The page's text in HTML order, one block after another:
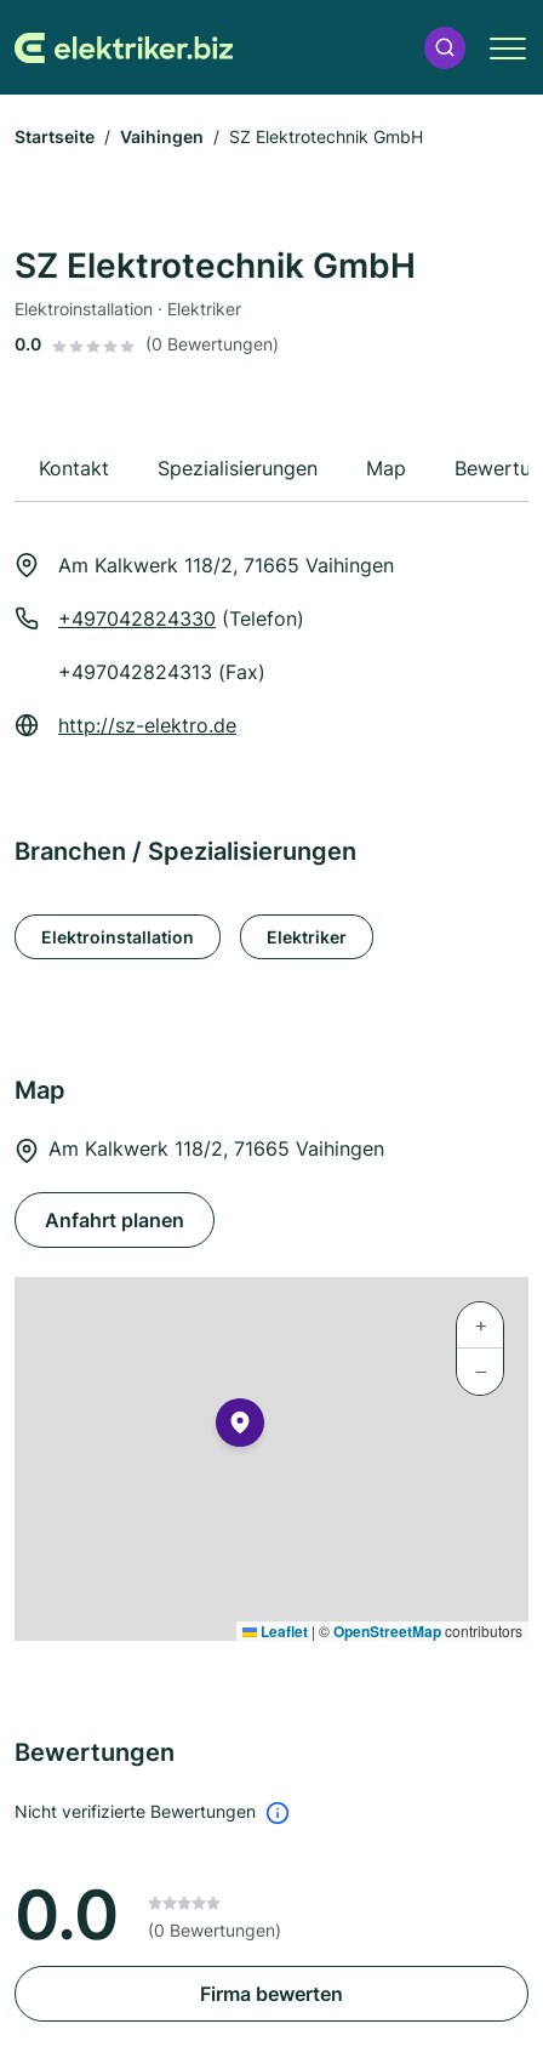
Startseite Vaihingen SZ Elektrotechnik GmbH
SZ Elektrotechnik GmbH
Elektroinstallation · Elektriker
0.0
(0 Bewertungen)
Kontakt Spezialisierungen Map
Am Kalkwerk 118/2, 71665 Vaihingen
+497042824330 (Telefon)
+497042824313 (Fax)
http://sz-elektro.de
Branchen / Spezialisierungen
Elektroinstallation Elektriker
Map
Am Kalkwerk 118/2, 71665 Vaihingen
Anfahrt planen
+
−
Leaflet | ©OpenStreetMapcontributors
Bewertungen
Nicht verifizierte Bewertungen
0.0 (0 Bewertungen)
Firma bewerten